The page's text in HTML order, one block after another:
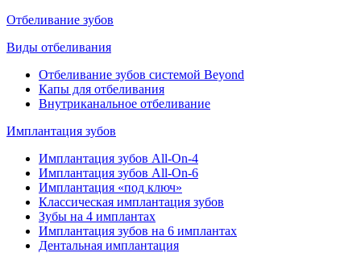
Отбеливание зубов
Виды отбеливания
Отбеливание зубов системой Beyond
Капы для отбеливания
Внутриканальное отбеливание
Имплантация зубов
Имплантация зубов All-On-4
Имплантация зубов All-On-6
Имплантация «под ключ»
Классическая имплантация зубов
Зубы на 4 имплантах
Имплантация зубов на 6 имплантах
Дентальная имплантация